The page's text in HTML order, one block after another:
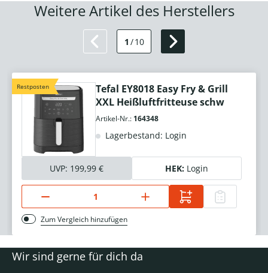
Weitere Artikel des Herstellers
1 /10
Restposten
Tefal EY8018 Easy Fry & Grill
XXL Heißluftfritteuse schw
Artikel-Nr.: 164348
Lagerbestand: Login
UVP: 199,99 € HEK: Login
Zum Vergleich hinzufügen
Wir sind gerne für dich da